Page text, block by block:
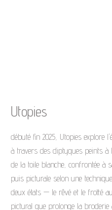
Utopies
débuté fin 2025, Utopies explore
à travers des diptyques peints à
de la toile blanche, confrontée à
puis picturale selon une
deux états — le rêvé et le frotté
pictural que prolonge la